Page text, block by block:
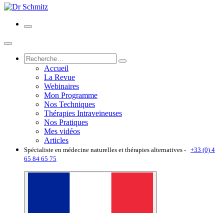
Accueil
La Revue
Webinaires
Mon Programme
Nos Techniques
Thérapies Intraveineuses
Nos Pratiques
Mes vidéos
Articles
Spécialiste en médecine naturelles et thérapies alternatives - +33 (0) 4
65 84 65 75